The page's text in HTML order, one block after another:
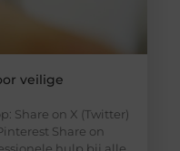
veilige
Share on X (Twitter)
Share on
hulp bij alle